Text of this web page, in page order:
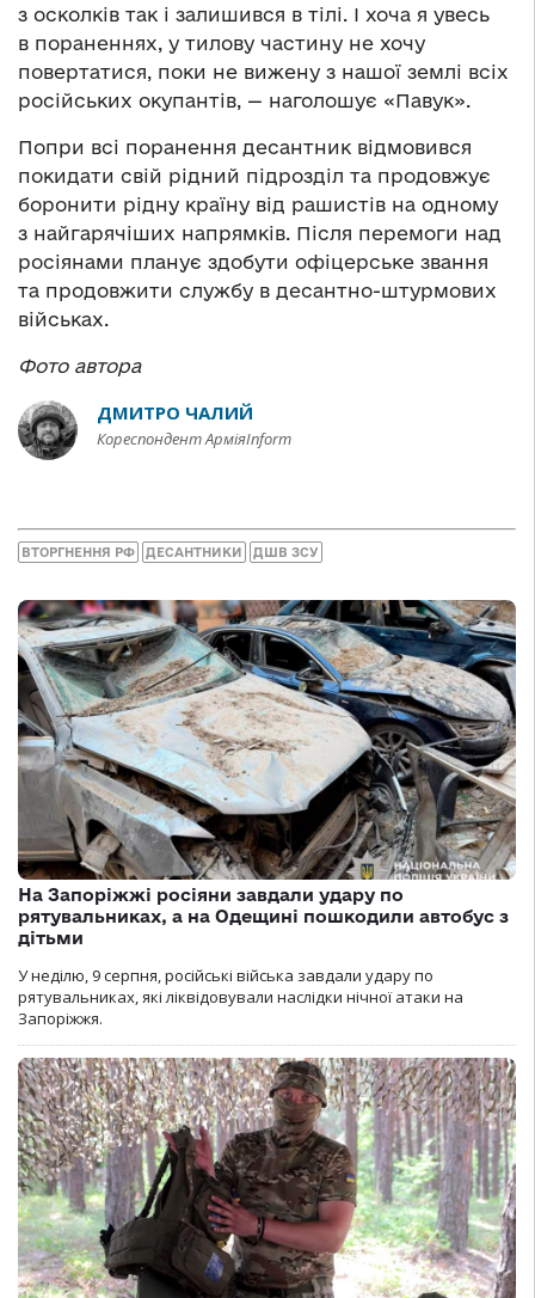
з осколків так і залишився в тілі. І хоча я увесь
в пораненнях, у тилову частину не хочу
повертатися, поки не вижену з нашої землі всіх
російських окупантів, — наголошує «Павук».
Попри всі поранення десантник відмовився
покидати свій рідний підрозділ та продовжує
боронити рідну країну від рашистів на одному
з найгарячіших напрямків. Після перемоги над
росіянами планує здобути офіцерське звання
та продовжити службу в десантно-штурмових
військах.
Фото автора
ДМИТРО ЧАЛИЙ
Кореспондент АрміяInform
ВТОРГНЕННЯ РФ ДЕСАНТНИКИ ДШВ ЗСУ
На Запоріжжі росіяни завдали удару по
рятувальниках, а на Одещині пошкодили автобус з
дітьми
У неділю, 9 серпня, російські війська завдали удару по
рятувальниках, які ліквідовували наслідки нічної атаки на
Запоріжжя.